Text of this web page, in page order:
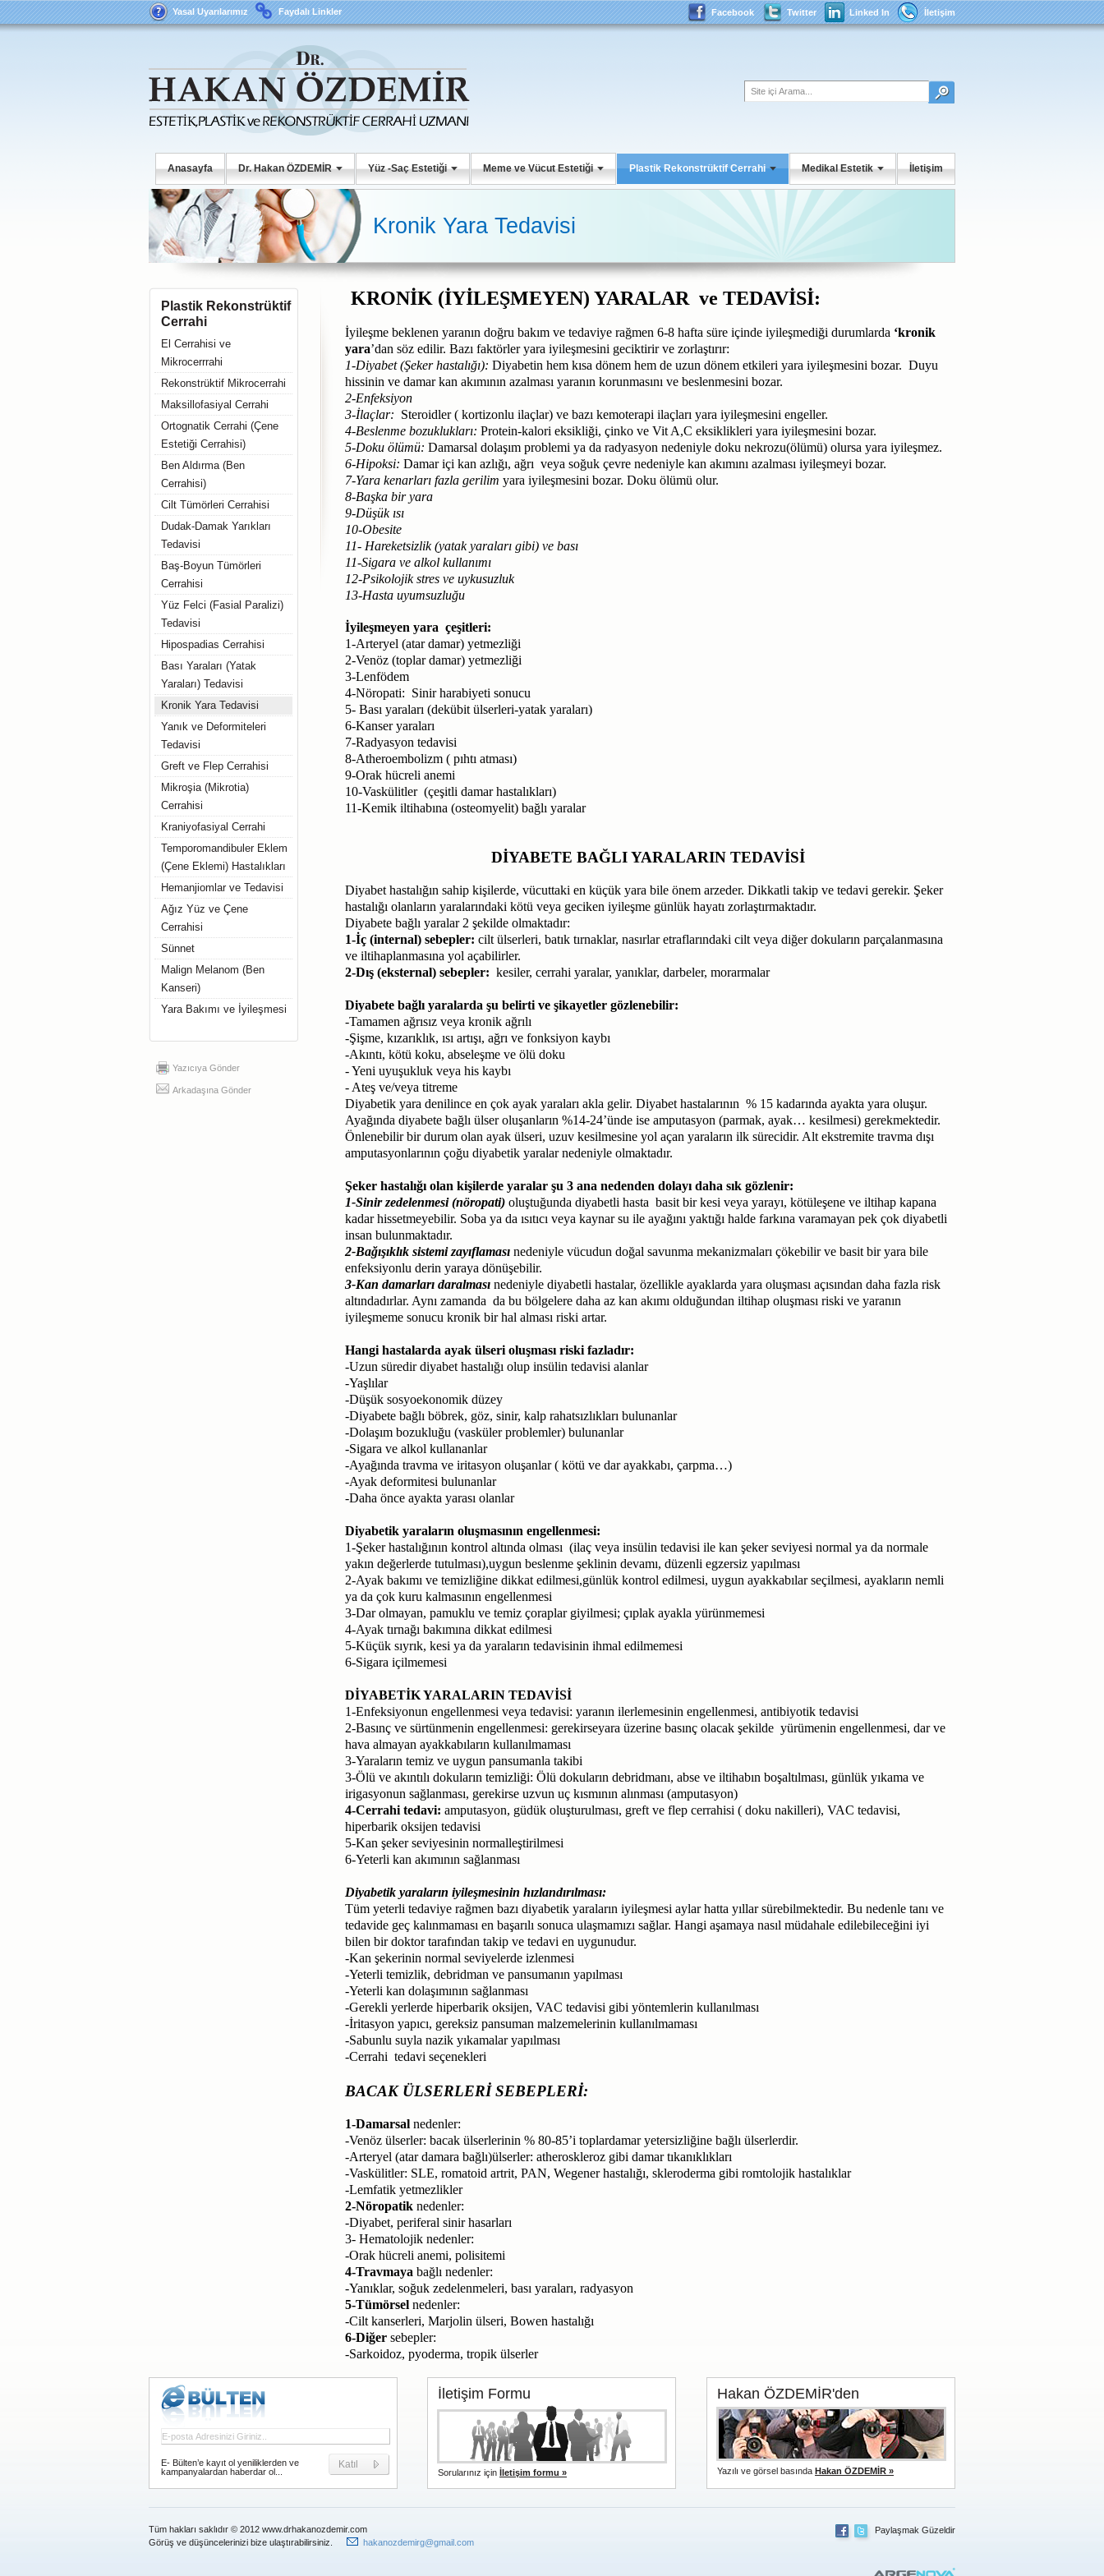
Yasal Uyarılarımız Faydalı Linkler İletişim
Linked In
Twitter
Facebook
Anasayfa Dr. Hakan ÖZDEMİR Yüz -Saç Estetiği Meme ve Vücut Estetiği Plastik Rekonstrüktif Cerrahi Medikal Estetik İletişim
Kronik Yara Tedavisi
Plastik Rekonstrüktif
Cerrahi
El Cerrahisi ve
Mikrocerrrahi
Rekonstrüktif Mikrocerrahi
Maksillofasiyal Cerrahi
Ortognatik Cerrahi (Çene
Estetiği Cerrahisi)
Ben Aldırma (Ben
Cerrahisi)
Cilt Tümörleri Cerrahisi
Dudak-Damak Yarıkları
Tedavisi
Baş-Boyun Tümörleri
Cerrahisi
Yüz Felci (Fasial Paralizi)
Tedavisi
Hipospadias Cerrahisi
Bası Yaraları (Yatak
Yaraları) Tedavisi
Kronik Yara Tedavisi
Yanık ve Deformiteleri
Tedavisi
Greft ve Flep Cerrahisi
Mikroşia (Mikrotia)
Cerrahisi
Kraniyofasiyal Cerrahi
Temporomandibuler Eklem
(Çene Eklemi) Hastalıkları
Hemanjiomlar ve Tedavisi
Ağız Yüz ve Çene
Cerrahisi
Sünnet
Malign Melanom (Ben
Kanseri)
Yara Bakımı ve İyileşmesi
Yazıcıya Gönder
Arkadaşına Gönder
KRONİK (İYİLEŞMEYEN) YARALAR ve TEDAVİSİ:
İyileşme beklenen yaranın doğru bakım ve tedaviye rağmen 6-8 hafta süre içinde iyileşmediği durumlarda ‘kronik
yara’dan söz edilir. Bazı faktörler yara iyileşmesini geciktirir ve zorlaştırır:
1-Diyabet (Şeker hastalığı): Diyabetin hem kısa dönem hem de uzun dönem etkileri yara iyileşmesini bozar. Duyu
hissinin ve damar kan akımının azalması yaranın korunmasını ve beslenmesini bozar.
2-Enfeksiyon
3-İlaçlar: Steroidler ( kortizonlu ilaçlar) ve bazı kemoterapi ilaçları yara iyileşmesini engeller.
4-Beslenme bozuklukları: Protein-kalori eksikliği, çinko ve Vit A,C eksiklikleri yara iyileşmesini bozar.
5-Doku ölümü: Damarsal dolaşım problemi ya da radyasyon nedeniyle doku nekrozu(ölümü) olursa yara iyileşmez.
6-Hipoksi: Damar içi kan azlığı, ağrı veya soğuk çevre nedeniyle kan akımını azalması iyileşmeyi bozar.
7-Yara kenarları fazla gerilim yara iyileşmesini bozar. Doku ölümü olur.
8-Başka bir yara
9-Düşük ısı
10-Obesite
11- Hareketsizlik (yatak yaraları gibi) ve bası
11-Sigara ve alkol kullanımı
12-Psikolojik stres ve uykusuzluk
13-Hasta uyumsuzluğu
İyileşmeyen yara çeşitleri:
1-Arteryel (atar damar) yetmezliği
2-Venöz (toplar damar) yetmezliği
3-Lenfödem
4-Nöropati: Sinir harabiyeti sonucu
5- Bası yaraları (dekübit ülserleri-yatak yaraları)
6-Kanser yaraları
7-Radyasyon tedavisi
8-Atheroembolizm ( pıhtı atması)
9-Orak hücreli anemi
10-Vaskülitler (çeşitli damar hastalıkları)
11-Kemik iltihabına (osteomyelit) bağlı yaralar
DİYABETE BAĞLI YARALARIN TEDAVİSİ
Diyabet hastalığın sahip kişilerde, vücuttaki en küçük yara bile önem arzeder. Dikkatli takip ve tedavi gerekir. Şeker
hastalığı olanların yaralarındaki kötü veya geciken iyileşme günlük hayatı zorlaştırmaktadır.
Diyabete bağlı yaralar 2 şekilde olmaktadır:
1-İç (internal) sebepler: cilt ülserleri, batık tırnaklar, nasırlar etraflarındaki cilt veya diğer dokuların parçalanmasına
ve iltihaplanmasına yol açabilirler.
2-Dış (eksternal) sebepler: kesiler, cerrahi yaralar, yanıklar, darbeler, morarmalar
Diyabete bağlı yaralarda şu belirti ve şikayetler gözlenebilir:
-Tamamen ağrısız veya kronik ağrılı
-Şişme, kızarıklık, ısı artışı, ağrı ve fonksiyon kaybı
-Akıntı, kötü koku, abseleşme ve ölü doku
- Yeni uyuşukluk veya his kaybı
- Ateş ve/veya titreme
Diyabetik yara denilince en çok ayak yaraları akla gelir. Diyabet hastalarının % 15 kadarında ayakta yara oluşur.
Ayağında diyabete bağlı ülser oluşanların %14-24’ünde ise amputasyon (parmak, ayak… kesilmesi) gerekmektedir.
Önlenebilir bir durum olan ayak ülseri, uzuv kesilmesine yol açan yaraların ilk sürecidir. Alt ekstremite travma dışı
amputasyonlarının çoğu diyabetik yaralar nedeniyle olmaktadır.
Şeker hastalığı olan kişilerde yaralar şu 3 ana nedenden dolayı daha sık gözlenir:
1-Sinir zedelenmesi (nöropati) oluştuğunda diyabetli hasta basit bir kesi veya yarayı, kötüleşene ve iltihap kapana
kadar hissetmeyebilir. Soba ya da ısıtıcı veya kaynar su ile ayağını yaktığı halde farkına varamayan pek çok diyabetli
insan bulunmaktadır.
2-Bağışıklık sistemi zayıflaması nedeniyle vücudun doğal savunma mekanizmaları çökebilir ve basit bir yara bile
enfeksiyonlu derin yaraya dönüşebilir.
3-Kan damarları daralması nedeniyle diyabetli hastalar, özellikle ayaklarda yara oluşması açısından daha fazla risk
altındadırlar. Aynı zamanda da bu bölgelere daha az kan akımı olduğundan iltihap oluşması riski ve yaranın
iyileşmeme sonucu kronik bir hal alması riski artar.
Hangi hastalarda ayak ülseri oluşması riski fazladır:
-Uzun süredir diyabet hastalığı olup insülin tedavisi alanlar
-Yaşlılar
-Düşük sosyoekonomik düzey
-Diyabete bağlı böbrek, göz, sinir, kalp rahatsızlıkları bulunanlar
-Dolaşım bozukluğu (vasküler problemler) bulunanlar
-Sigara ve alkol kullananlar
-Ayağında travma ve iritasyon oluşanlar ( kötü ve dar ayakkabı, çarpma…)
-Ayak deformitesi bulunanlar
-Daha önce ayakta yarası olanlar
Diyabetik yaraların oluşmasının engellenmesi:
1-Şeker hastalığının kontrol altında olması (ilaç veya insülin tedavisi ile kan şeker seviyesi normal ya da normale
yakın değerlerde tutulması),uygun beslenme şeklinin devamı, düzenli egzersiz yapılması
2-Ayak bakımı ve temizliğine dikkat edilmesi,günlük kontrol edilmesi, uygun ayakkabılar seçilmesi, ayakların nemli
ya da çok kuru kalmasının engellenmesi
3-Dar olmayan, pamuklu ve temiz çoraplar giyilmesi; çıplak ayakla yürünmemesi
4-Ayak tırnağı bakımına dikkat edilmesi
5-Küçük sıyrık, kesi ya da yaraların tedavisinin ihmal edilmemesi
6-Sigara içilmemesi
DİYABETİK YARALARIN TEDAVİSİ
1-Enfeksiyonun engellenmesi veya tedavisi: yaranın ilerlemesinin engellenmesi, antibiyotik tedavisi
2-Basınç ve sürtünmenin engellenmesi: gerekirseyara üzerine basınç olacak şekilde yürümenin engellenmesi, dar ve
hava almayan ayakkabıların kullanılmaması
3-Yaraların temiz ve uygun pansumanla takibi
3-Ölü ve akıntılı dokuların temizliği: Ölü dokuların debridmanı, abse ve iltihabın boşaltılması, günlük yıkama ve
irigasyonun sağlanması, gerekirse uzvun uç kısmının alınması (amputasyon)
4-Cerrahi tedavi: amputasyon, güdük oluşturulması, greft ve flep cerrahisi ( doku nakilleri), VAC tedavisi,
hiperbarik oksijen tedavisi
5-Kan şeker seviyesinin normalleştirilmesi
6-Yeterli kan akımının sağlanması
Diyabetik yaraların iyileşmesinin hızlandırılması:
Tüm yeterli tedaviye rağmen bazı diyabetik yaraların iyileşmesi aylar hatta yıllar sürebilmektedir. Bu nedenle tanı ve
tedavide geç kalınmaması en başarılı sonuca ulaşmamızı sağlar. Hangi aşamaya nasıl müdahale edilebileceğini iyi
bilen bir doktor tarafından takip ve tedavi en uygunudur.
-Kan şekerinin normal seviyelerde izlenmesi
-Yeterli temizlik, debridman ve pansumanın yapılması
-Yeterli kan dolaşımının sağlanması
-Gerekli yerlerde hiperbarik oksijen, VAC tedavisi gibi yöntemlerin kullanılması
-İritasyon yapıcı, gereksiz pansuman malzemelerinin kullanılmaması
-Sabunlu suyla nazik yıkamalar yapılması
-Cerrahi tedavi seçenekleri
BACAK ÜLSERLERİ SEBEPLERİ:
1-Damarsal nedenler:
-Venöz ülserler: bacak ülserlerinin % 80-85’i toplardamar yetersizliğine bağlı ülserlerdir.
-Arteryel (atar damara bağlı)ülserler: atheroskleroz gibi damar tıkanıklıkları
-Vaskülitler: SLE, romatoid artrit, PAN, Wegener hastalığı, skleroderma gibi romtolojik hastalıklar
-Lemfatik yetmezlikler
2-Nöropatik nedenler:
-Diyabet, periferal sinir hasarları
3- Hematolojik nedenler:
-Orak hücreli anemi, polisitemi
4-Travmaya bağlı nedenler:
-Yanıklar, soğuk zedelenmeleri, bası yaraları, radyasyon
5-Tümörsel nedenler:
-Cilt kanserleri, Marjolin ülseri, Bowen hastalığı
6-Diğer sebepler:
-Sarkoidoz, pyoderma, tropik ülserler
E- Bülten’e kayıt ol yeniliklerden ve
kampanyalardan haberdar ol...
Katıl
İletişim Formu
Sorularınız için İletişim formu »
Hakan ÖZDEMİR'den
Yazılı ve görsel basında Hakan ÖZDEMİR »
Tüm hakları saklıdır © 2012 www.drhakanozdemir.com
Görüş ve düşüncelerinizi bize ulaştırabilirsiniz.
hakanozdemirg@gmail.com
Paylaşmak Güzeldir